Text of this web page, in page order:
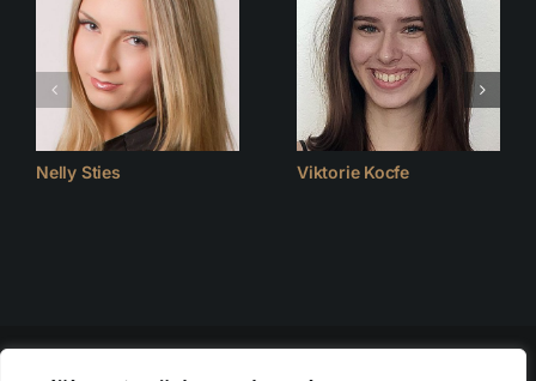
Nelly Sties Viktorie Kocfe